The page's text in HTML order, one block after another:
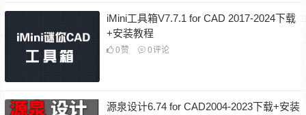
iMini工具箱V7.7.1 for CAD 2017-2024下载
+安装教程
0 赞 0评论
源泉设计6.74 for CAD2004-2023下载+安装